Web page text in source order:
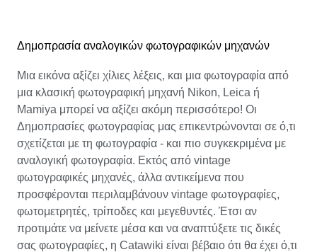
Δημοπρασία αναλογικών φωτογραφικών μηχανών
Μια εικόνα αξίζει χίλιες λέξεις, και μια φωτογραφία από
μια κλασική φωτογραφική μηχανή Nikon, Leica ή
Mamiya μπορεί να αξίζει ακόμη περισσότερο! Οι
Δημοπρασίες φωτογραφίας μας επικεντρώνονται σε ό,τι
σχετίζεται με τη φωτογραφία - και πιο συγκεκριμένα με
αναλογική φωτογραφία. Εκτός από vintage
φωτογραφικές μηχανές, άλλα αντικείμενα που
προσφέρονται περιλαμβάνουν vintage φωτογραφίες,
φωτομετρητές, τρίποδες και μεγεθυντές. Έτσι αν
προτιμάτε να μείνετε μέσα και να αναπτύξετε τις δικές
σας φωτογραφίες, η Catawiki είναι βέβαιο ότι θα έχει ό,τι